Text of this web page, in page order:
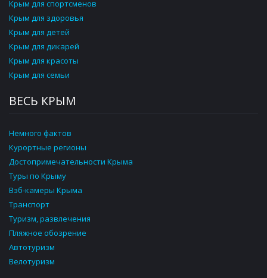
Крым для спортсменов
Крым для здоровья
Крым для детей
Крым для дикарей
Крым для красоты
Крым для семьи
ВЕСЬ КРЫМ
Немного фактов
Курортные регионы
Достопримечательности Крыма
Туры по Крыму
Вэб-камеры Крыма
Транспорт
Туризм, развлечения
Пляжное обозрение
Автотуризм
Велотуризм